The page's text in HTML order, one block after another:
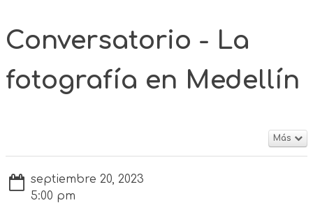
Conversatorio - La
fotografía en Medellín
Más
septiembre 20, 2023
5:00 pm